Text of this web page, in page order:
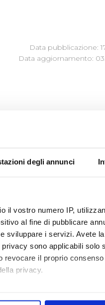
degli annunci
il vostro numero IP,
al fine di pubblicare
sviluppare i servizi. Avete
sono applicabili solo
il proprio
privacy.
Data pubblicazione:
Data aggiornamento:
acquedottistici divisi per
della Regione
pubblici acquedotti